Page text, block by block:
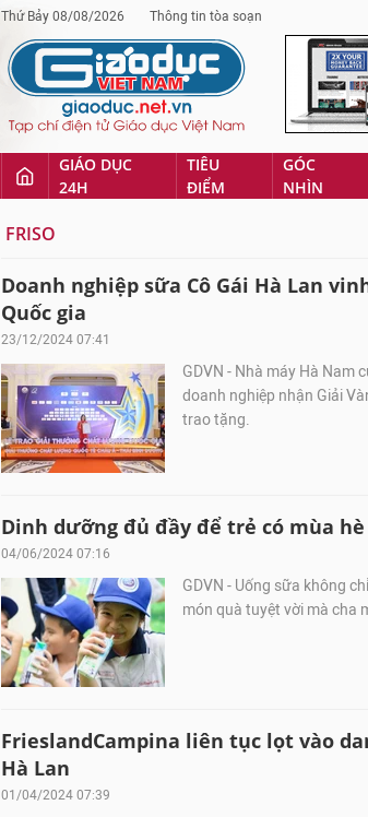
Thứ Bảy 08/08/2026 Thông tin tòa soạn
GIÁO DỤC
24H
TIÊU
ĐIỂM
GÓC
NHÌN
FRISO
Doanh nghiệp sữa Cô Gái Hà Lan
Quốc gia
23/12/2024 07:41
GDVN - Nhà máy Hà Nam
doanh nghiệp nhận Giải
trao tặng.
Dinh dưỡng đủ đầy để trẻ có mùa
04/06/2024 07:16
GDVN - Uống sữa không
món quà tuyệt vời mà cha
FrieslandCampina liên tục lọt vào
Hà Lan
01/04/2024 07:39